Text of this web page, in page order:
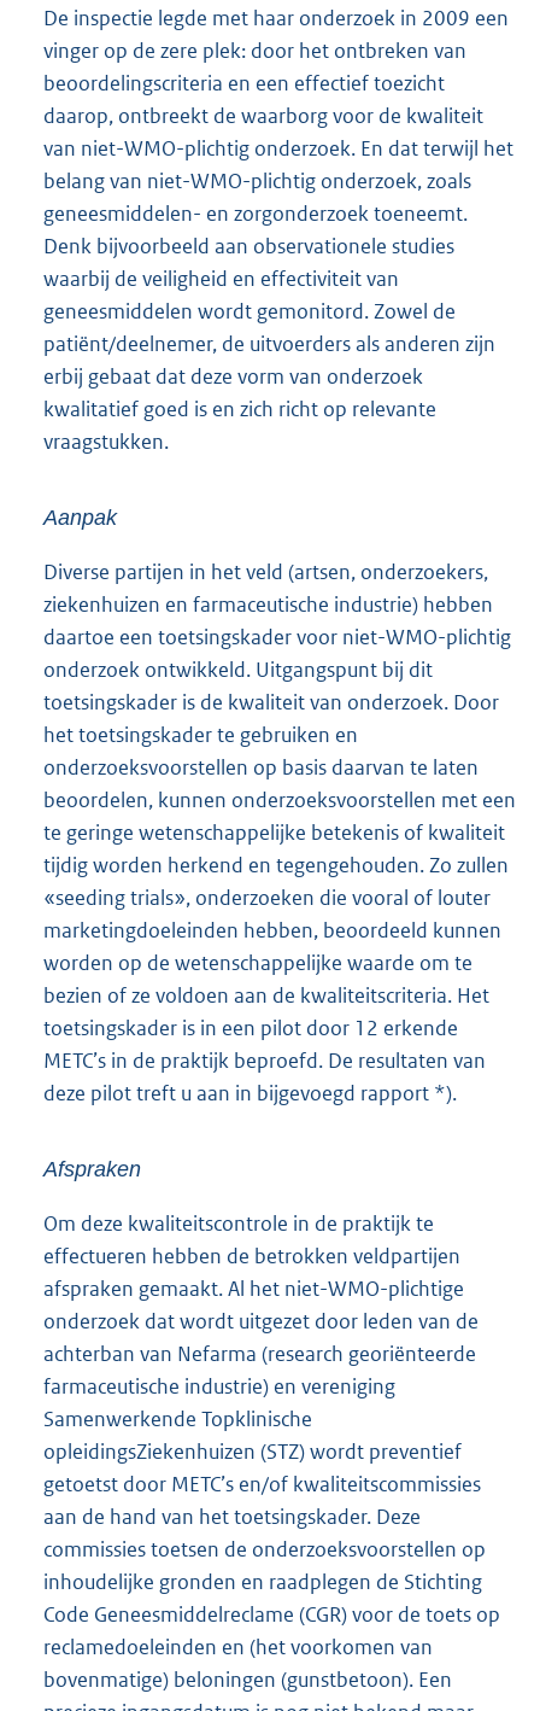
De inspectie legde met haar onderzoek in 2009 een
vinger op de zere plek: door het ontbreken van
beoordelingscriteria en een effectief toezicht
daarop, ontbreekt de waarborg voor de kwaliteit
van niet-WMO-plichtig onderzoek. En dat terwijl het
belang van niet-WMO-plichtig onderzoek, zoals
geneesmiddelen- en zorgonderzoek toeneemt.
Denk bijvoorbeeld aan observationele studies
waarbij de veiligheid en effectiviteit van
geneesmiddelen wordt gemonitord. Zowel de
patiënt/deelnemer, de uitvoerders als anderen zijn
erbij gebaat dat deze vorm van onderzoek
kwalitatief goed is en zich richt op relevante
vraagstukken.
Aanpak
Diverse partijen in het veld (artsen, onderzoekers,
ziekenhuizen en farmaceutische industrie) hebben
daartoe een toetsingskader voor niet-WMO-plichtig
onderzoek ontwikkeld. Uitgangspunt bij dit
toetsingskader is de kwaliteit van onderzoek. Door
het toetsingskader te gebruiken en
onderzoeksvoorstellen op basis daarvan te laten
beoordelen, kunnen onderzoeksvoorstellen met een
te geringe wetenschappelijke betekenis of kwaliteit
tijdig worden herkend en tegengehouden. Zo zullen
«seeding trials», onderzoeken die vooral of louter
marketingdoeleinden hebben, beoordeeld kunnen
worden op de wetenschappelijke waarde om te
bezien of ze voldoen aan de kwaliteitscriteria. Het
toetsingskader is in een pilot door 12 erkende
METC’s in de praktijk beproefd. De resultaten van
deze pilot treft u aan in bijgevoegd rapport *).
Afspraken
Om deze kwaliteitscontrole in de praktijk te
effectueren hebben de betrokken veldpartijen
afspraken gemaakt. Al het niet-WMO-plichtige
onderzoek dat wordt uitgezet door leden van de
achterban van Nefarma (research georiënteerde
farmaceutische industrie) en vereniging
Samenwerkende Topklinische
opleidingsZiekenhuizen (STZ) wordt preventief
getoetst door METC’s en/of kwaliteitscommissies
aan de hand van het toetsingskader. Deze
commissies toetsen de onderzoeksvoorstellen op
inhoudelijke gronden en raadplegen de Stichting
Code Geneesmiddelreclame (CGR) voor de toets op
reclamedoeleinden en (het voorkomen van
bovenmatige) beloningen (gunstbetoon). Een